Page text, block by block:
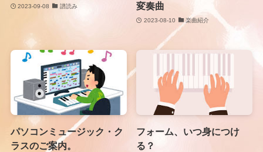
2023-09-08 譜読み
変奏曲
2023-08-10 楽曲紹介
パソコンミュージック・ク
ラスのご案内。
フォーム、いつ身につけ
る？